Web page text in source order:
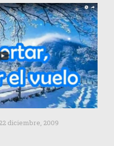
22 diciembre, 2009